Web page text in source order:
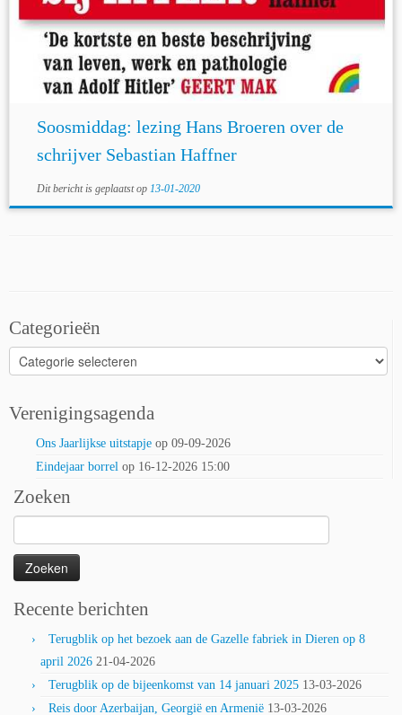
Soosmiddag: lezing Hans Broeren over de
schrijver Sebastian Haffner
Dit bericht is geplaatst op 13-01-2020
Categorieën
Categorieën
Verenigingsagenda
Ons Jaarlijkse uitstapje op 09-09-2026
Eindejaar borrel op 16-12-2026 15:00
Zoeken
naar:
Recente berichten
Terugblik op het bezoek aan de Gazelle fabriek in Dieren op 8
april 2026 21-04-2026
Terugblik op de bijeenkomst van 14 januari 2025 13-03-2026
Reis door Azerbaijan, Georgië en Armenië 13-03-2026